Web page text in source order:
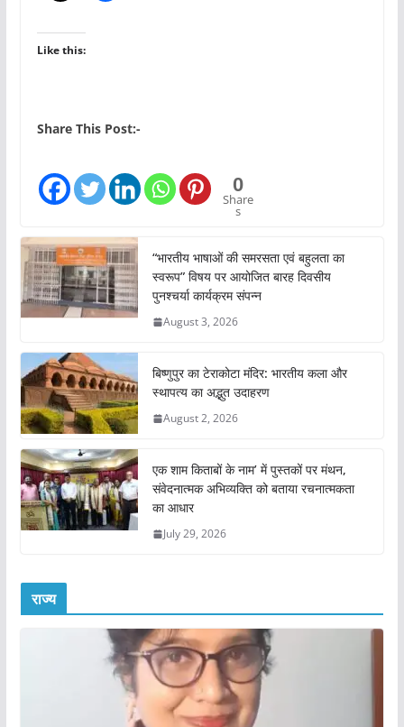
Like this:
Share This Post:-
0
Share
s
“भारतीय भाषाओं की समरसता एवं बहुलता का
स्वरूप” विषय पर आयोजित बारह दिवसीय
पुनश्चर्या कार्यक्रम संपन्न
August 3, 2026
बिष्णुपुर का टेराकोटा मंदिर: भारतीय कला और
स्थापत्य का अद्भुत उदाहरण
August 2, 2026
एक शाम किताबों के नाम’ में पुस्तकों पर मंथन,
संवेदनात्मक अभिव्यक्ति को बताया रचनात्मकता
का आधार
July 29, 2026
राज्य